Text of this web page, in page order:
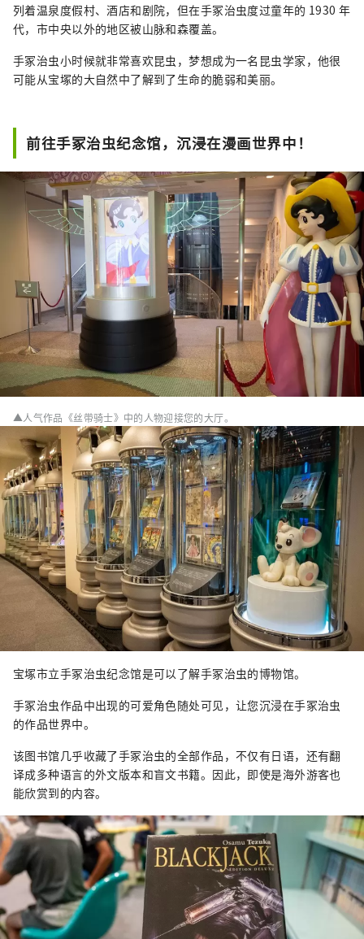
列着温泉度假村、酒店和剧院，但在手冢治虫度过童年的 1930 年
代，市中央以外的地区被山脉和森覆盖。
手冢治虫小时候就非常喜欢昆虫，梦想成为一名昆虫学家，他很
可能从宝塚的大自然中了解到了生命的脆弱和美丽。
前往手冢治虫纪念馆，沉浸在漫画世界中！
▲人气作品《丝带骑士》中的人物迎接您的大厅。
宝塚市立手冢治虫纪念馆是可以了解手冢治虫的博物馆。
手冢治虫作品中出现的可爱角色随处可见，让您沉浸在手冢治虫
的作品世界中。
该图书馆几乎收藏了手冢治虫的全部作品，不仅有日语，还有翻
译成多种语言的外文版本和盲文书籍。因此，即使是海外游客也
能欣赏到的内容。